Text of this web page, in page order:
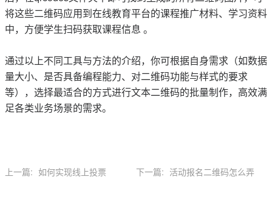
将这些二维码应用到在线教育平台的课程推广材料、学习资料
中，方便学生扫码获取课程信息 。
通过以上不同工具与方法的介绍，你可根据自身需求（如数据
量大小、是否具备编程能力、对二维码功能与样式的要求
等），选择最适合的方式进行文本二维码的批量制作，高效满
足各类业务场景的需求。
上一篇: 如何实现线上投票 下一篇: 活动报名二维码怎么弄